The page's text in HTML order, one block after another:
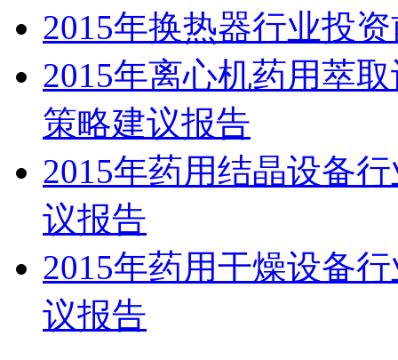
2015年换热器行业投
2015年离心机药用萃
策略建议报告
2015年药用结晶设备
议报告
2015年药用干燥设备
议报告